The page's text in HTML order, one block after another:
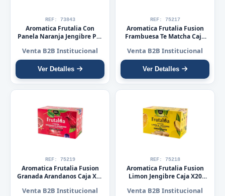
REF: 73843
Aromatica Frutalia Con
Panela Naranja Jengibre Por
Venta B2B Institucional
Ver Detalles
REF: 75217
Aromatica Frutalia Fusion
Frambuesa Te Matcha Caja
Venta B2B Institucional
Ver Detalles
REF: 75219
Aromatica Frutalia Fusion
Granada Arandanos Caja X20
Venta B2B Institucional
REF: 75218
Aromatica Frutalia Fusion
Limon Jengibre Caja X20
Venta B2B Institucional